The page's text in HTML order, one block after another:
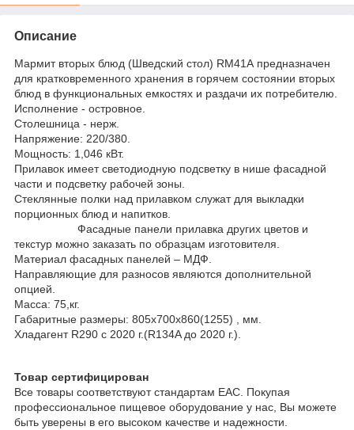
Описание
Мармит вторых блюд (Шведский стол) RМ41А предназначен
для кратковременного хранения в горячем состоянии вторых
блюд в функциональных емкостях и раздачи их потребителю.
Исполнение - островное.
Столешница - нерж.
Напряжение: 220/380.
Мощность: 1,046 кВт.
Прилавок имеет светодиодную подсветку в нише фасадной
части и подсветку рабочей зоны.
Стеклянные полки над прилавком служат для выкладки
порционных блюд и напитков.
Фасадные панели прилавка других цветов и
текстур можно заказать по образцам изготовителя.
Материал фасадных панелей – МДФ.
Направляющие для разносов являются дополнительной
опцией.
Масса: 75,кг.
Габаритные размеры: 805х700х860(1255) , мм.
Хладагент R290 c 2020 г.(R134A до 2020 г.).
Товар сертифицирован
Все товары соответствуют стандартам EAC. Покупая
профессиональное пищевое оборудование у нас, Вы можете
быть уверены в его высоком качестве и надежности.